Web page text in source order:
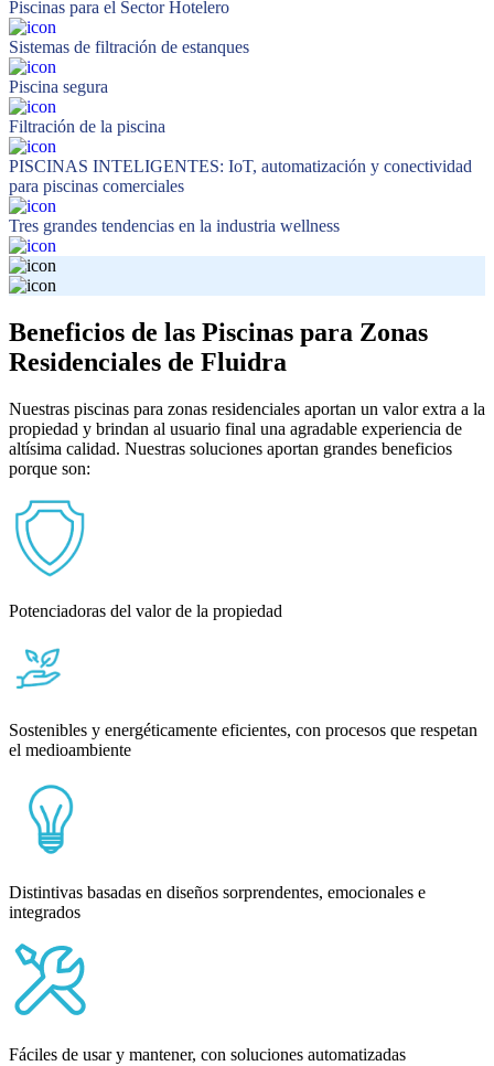
Piscinas para el Sector Hotelero
Sistemas de filtración de estanques
Piscina segura
Filtración de la piscina
PISCINAS INTELIGENTES: IoT, automatización y conectividad
para piscinas comerciales
Tres grandes tendencias en la industria wellness
Beneficios de las Piscinas para Zonas
Residenciales de Fluidra
Nuestras piscinas para zonas residenciales aportan un valor extra a la
propiedad y brindan al usuario final una agradable experiencia de
altísima calidad. Nuestras soluciones aportan grandes beneficios
porque son:
Potenciadoras del valor de la propiedad
Sostenibles y energéticamente eficientes, con procesos que respetan
el medioambiente
Distintivas basadas en diseños sorprendentes, emocionales e
integrados
Fáciles de usar y mantener, con soluciones automatizadas